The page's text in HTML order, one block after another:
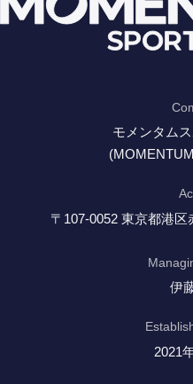
モメンタム
〒107-0052 東京都港区
伊
2021